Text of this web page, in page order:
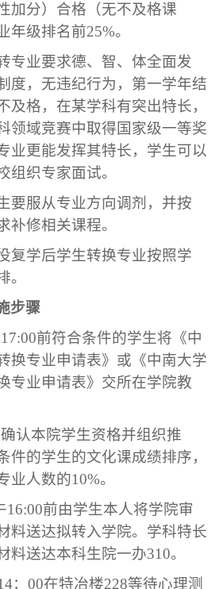
加分）合格（无不及格课
年级排名前25%。
专业要求德、智、体全面发
度，无违纪行为，第一学年结
及格，在某学科有突出特长，
领域竞赛中取得国家级一等奖
业更能发挥其特长，学生可以
组织专家面试。
要服从专业方向调剂，并按
补修相关课程。
复学后学生转换专业按照学
。
步骤
17:00前符合条件的学生将《中
换专业申请表》或《中南大学
专业申请表》交所在学院教
认本院学生资格并组织推
件的学生的文化课成绩排序，
业人数的10%。
16:00前由学生本人将学院审
料送达拟转入学院。学科特长
料送达本科生院一办310。
：00在特冶楼228等待心理测